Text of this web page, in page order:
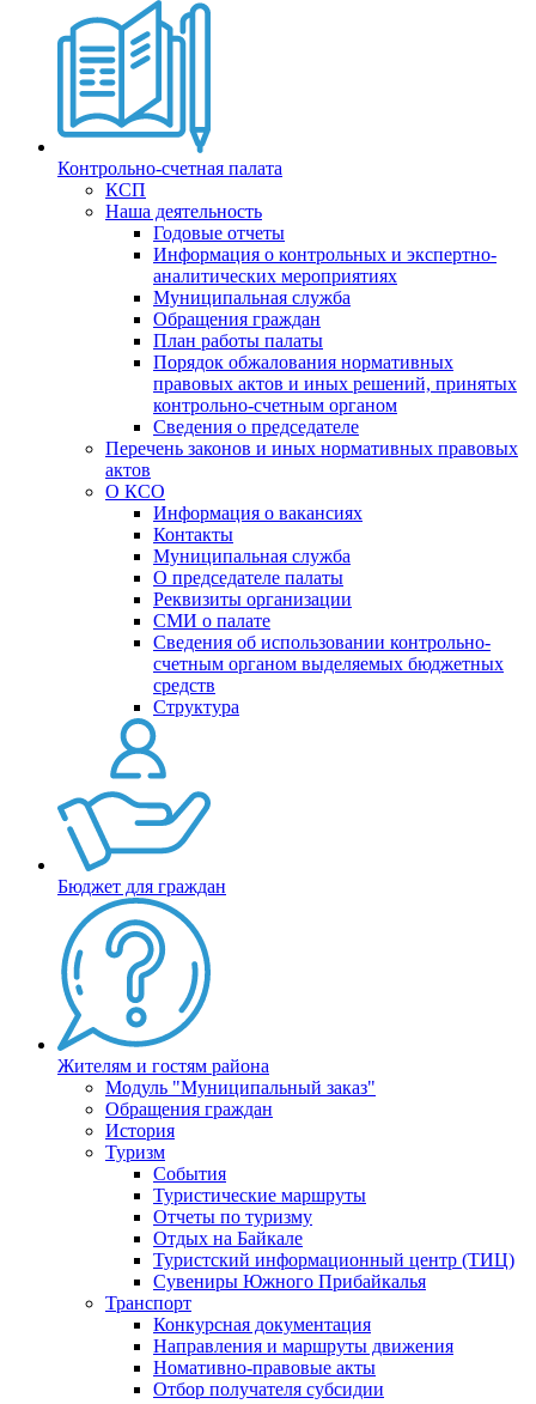
Контрольно-счетная палата
КСП
Наша деятельность
Годовые отчеты
Информация о контрольных и экспертно-
аналитических мероприятиях
Муниципальная служба
Обращения граждан
План работы палаты
Порядок обжалования нормативных
правовых актов и иных решений, принятых
контрольно-счетным органом
Сведения о председателе
Перечень законов и иных нормативных правовых
актов
О КСО
Информация о вакансиях
Контакты
Муниципальная служба
О председателе палаты
Реквизиты организации
СМИ о палате
Сведения об использовании контрольно-
счетным органом выделяемых бюджетных
средств
Структура
Бюджет для граждан
Жителям и гостям района
Модуль "Муниципальный заказ"
Обращения граждан
История
Туризм
События
Туристические маршруты
Отчеты по туризму
Отдых на Байкале
Туристский информационный центр (ТИЦ)
Сувениры Южного Прибайкалья
Транспорт
Конкурсная документация
Направления и маршруты движения
Номативно-правовые акты
Отбор получателя субсидии